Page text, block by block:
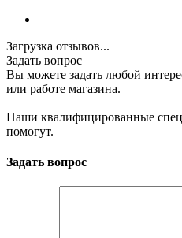
Загрузка отзывов...
Задать вопрос
Вы можете задать любой
или работе магазина.
Наши квалифицированные
помогут.
Задать вопрос